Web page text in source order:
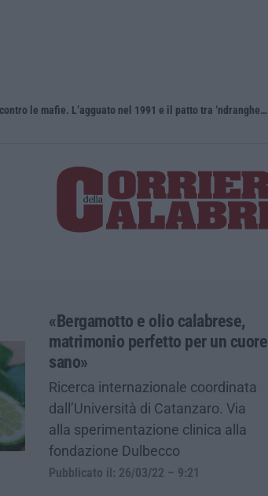
Antonino Scopelliti, il “giudice solo” contro le mafie. L’agguato nel 1991 e il patto tra ‘ndrangheta e Cosa nostra
«Bergamotto e olio calabrese,
matrimonio perfetto per un cuore
sano»
Ricerca internazionale coordinata
dall’Università di Catanzaro. Via
alla sperimentazione clinica alla
fondazione Dulbecco
Pubblicato il: 26/03/22 – 9:21